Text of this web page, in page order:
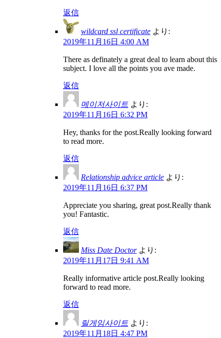
返信
wildcard ssl certificate より:
2019年11月16日 4:00 AM
There as definately a great deal to learn about this
subject. I love all the points you ave made.
返信
메이저사이트 より:
2019年11月16日 6:32 PM
Hey, thanks for the post.Really looking forward
to read more.
返信
Relationship advice article より:
2019年11月16日 6:37 PM
Appreciate you sharing, great post.Really thank
you! Fantastic.
返信
Miss Date Doctor より:
2019年11月17日 9:41 AM
Really informative article post.Really looking
forward to read more.
返信
릴게임사이트 より:
2019年11月18日 4:47 PM